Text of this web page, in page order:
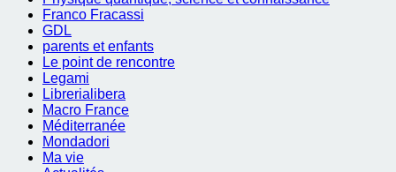
Franco Fracassi
GDL
parents et enfants
Le point de rencontre
Legami
Librerialibera
Macro France
Méditerranée
Mondadori
Ma vie